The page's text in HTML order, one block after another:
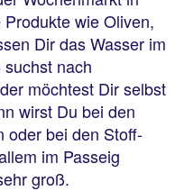
wie Oliven,
Dir das Wasser im
nach
möchtest Dir selbst
wirst Du bei den
oder bei den Stoff-
im Passeig
groß.